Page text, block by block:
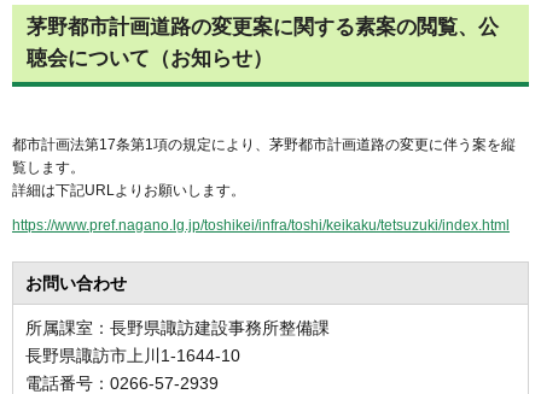
茅野都市計画道路の変更案に関する素案の閲覧、公
聴会について（お知らせ）
都市計画法第17条第1項の規定により、茅野都市計画道路の変更に伴う案を縦
覧します。
詳細は下記URLよりお願いします。
https://www.pref.nagano.lg.jp/toshikei/infra/toshi/keikaku/tetsuzuki/index.html
お問い合わせ
所属課室：長野県諏訪建設事務所整備課
長野県諏訪市上川1-1644-10
電話番号：0266-57-2939